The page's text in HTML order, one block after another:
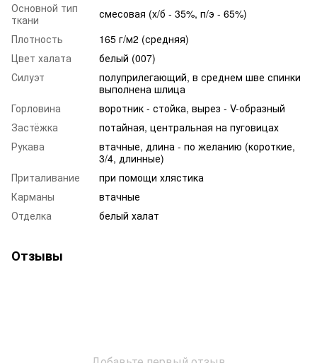
Основной тип
ткани
смесовая (х/б - 35%, п/э - 65%)
Плотность
165 г/м2 (средняя)
Цвет халата
белый (007)
Силуэт
полуприлегающий, в среднем шве спинки
выполнена шлица
Горловина
воротник - стойка, вырез - V-образный
Застёжка
потайная, центральная на пуговицах
Рукава
втачные, длина - по желанию (короткие,
3/4, длинные)
Приталивание
при помощи хлястика
Карманы
втачные
Отделка
белый халат
Отзывы